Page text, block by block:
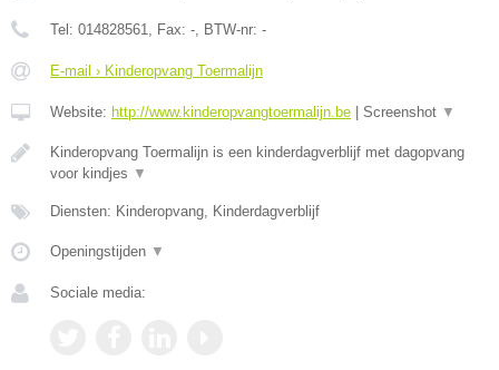
Tel: 014828561, Fax: -, BTW-nr: -
E-mail › Kinderopvang Toermalijn
Website: http://www.kinderopvangtoermalijn.be Screenshot ▼
Kinderopvang Toermalijn is een kinderdagverblijf met dagopvang
voor kindjes ▼
Diensten: Kinderopvang, Kinderdagverblijf
Openingstijden ▼
Sociale media: